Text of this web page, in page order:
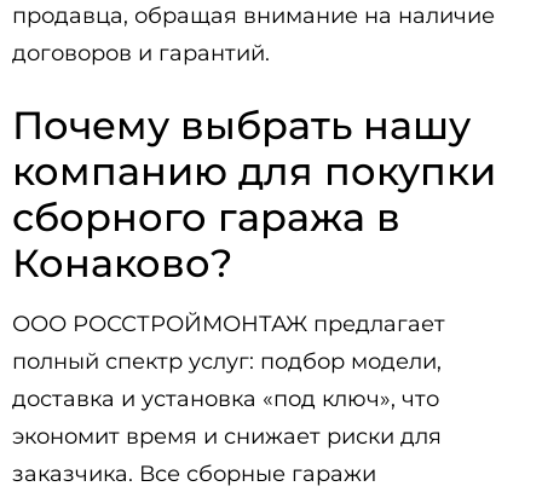
продавца, обращая внимание на наличие
договоров и гарантий.
Почему выбрать нашу
компанию для покупки
сборного гаража в
Конаково?
ООО РОССТРОЙМОНТАЖ предлагает
полный спектр услуг: подбор модели,
доставка и установка «под ключ», что
экономит время и снижает риски для
заказчика. Все сборные гаражи